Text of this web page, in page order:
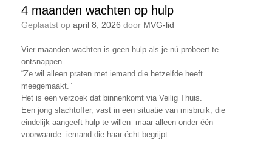
4 maanden wachten op hulp
Geplaatst op april 8, 2026 door MVG-lid
Vier maanden wachten is geen hulp als je nú probeert te
ontsnappen
“Ze wil alleen praten met iemand die hetzelfde heeft
meegemaakt.”
Het is een verzoek dat binnenkomt via Veilig Thuis.
Een jong slachtoffer, vast in een situatie van misbruik, die
eindelijk aangeeft hulp te willen maar alleen onder één
voorwaarde: iemand die haar écht begrijpt.